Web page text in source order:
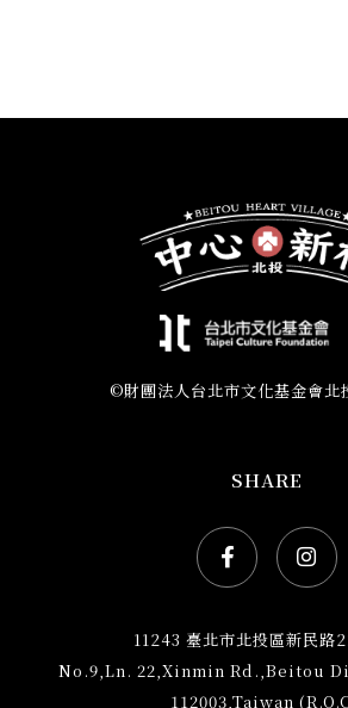
©財團法人台北市文化基金會北
SHARE
Facebook
11243 臺北市北投區新民路
No.9,Ln. 22,Xinmin Rd.,Beitou
112003,Taiwan